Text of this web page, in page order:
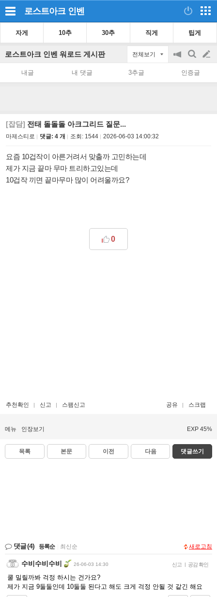
로스트아크 인벤
자게 10추 30추 직게 팁게
로스트아크 인벤 워로드 게시판 전체보기
공
on/off
검
색
글
쓰
내글 내 댓글 3추글 인증글
[잡담] 전태 돌돌돌 아크그리드 질문...
마제스티로 댓글: 4 개 조회: 1544 2026-06-03 14:00:32
요즘 10겁작이 아른거려서 맞출까 고민하는데
제가 지금 끝마 무마 트리하고있는데
10겁작 끼면 끝마무마 많이 어려울까요?
0
추천확인 신고 스팸신고 공유 스크랩
메뉴 인장보기 EXP 45%
목록 본문 이전 다음 댓글쓰기
댓글(4) 등록순 최신순 새로고침
수비수비수비 26-06-03 14:30 신고 | 공감 확인
쿨 밀릴까봐 걱정 하시는 건가요?
제가 지금 9둘둘인데 10둘둘 된다고 해도 크게 걱정 안될 것 같긴 해요